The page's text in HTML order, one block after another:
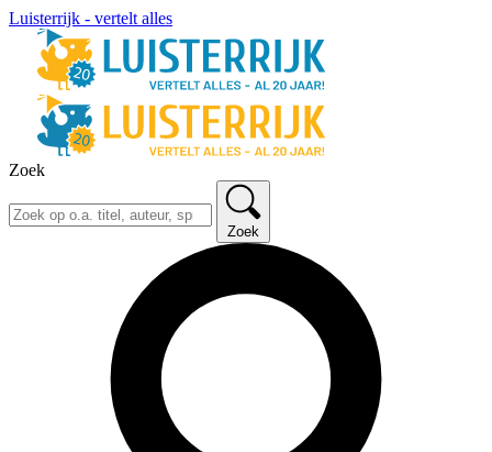
Luisterrijk - vertelt alles
Zoek
Zoek